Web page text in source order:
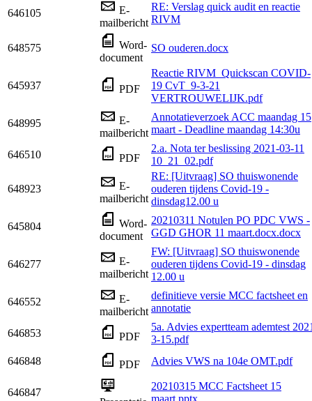
646105
E-
mailbericht
RE: Verslag quick audit en reactie
RIVM
648575
Word-
document
SO ouderen.docx
645937 PDF
Reactie RIVM_Quickscan COVID-
19 CvT_9-3-21
VERTROUWELIJK.pdf
648995
E-
mailbericht
Annotatieverzoek ACC maandag 15
maart - Deadline maandag 14:30u
646510 PDF
2.a. Nota ter beslissing 2021-03-11
10_21_02.pdf
648923
E-
mailbericht
RE: [Uitvraag] SO thuiswonende
ouderen tijdens Covid-19 -
dinsdag12.00 u
645804
Word-
document
20210311 Notulen PO PDC VWS -
GGD GHOR 11 maart.docx.docx
646277
E-
mailbericht
FW: [Uitvraag] SO thuiswonende
ouderen tijdens Covid-19 - dinsdag
12.00 u
646552
E-
mailbericht
definitieve versie MCC factsheet en
annotatie
646853 PDF
5a. Advies expertteam ademtest
3-15.pdf
646848
PDF Advies VWS na 104e OMT.pdf
646847
20210315 MCC Factsheet 15